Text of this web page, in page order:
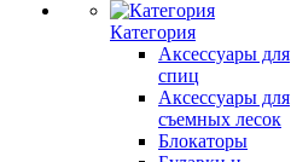
Категория
Аксессуары для
спиц
Аксессуары для
съемных лесок
Блокаторы